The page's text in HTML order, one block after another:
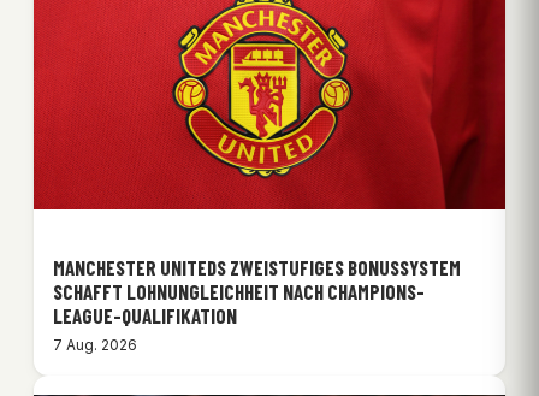
MANCHESTER UNITEDS ZWEISTUFIGES BONUSSYSTEM
SCHAFFT LOHNUNGLEICHHEIT NACH CHAMPIONS-
LEAGUE-QUALIFIKATION
7 Aug. 2026